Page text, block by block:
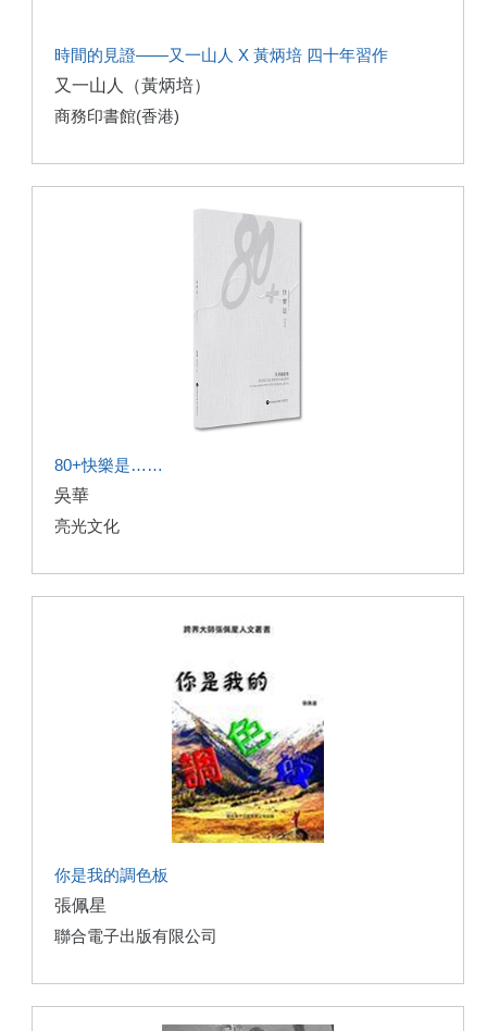
時間的見證——又一山人 X 黃炳培 四十年習作
又一山人（黃炳培）
商務印書館(香港)
80+快樂是……
吳華
亮光文化
你是我的調色板
張佩星
聯合電子出版有限公司